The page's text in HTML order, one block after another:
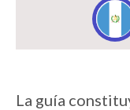
La guía